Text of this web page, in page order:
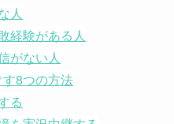
人
経験がある人
がない人
8つの方法
る